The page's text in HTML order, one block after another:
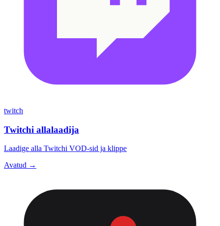
twitch
Twitchi allalaadija
Laadige alla Twitchi VOD-sid ja klippe
Avatud →